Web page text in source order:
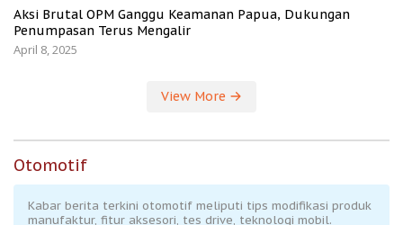
Aksi Brutal OPM Ganggu Keamanan Papua, Dukungan
Penumpasan Terus Mengalir
April 8, 2025
View More
Otomotif
Kabar berita terkini otomotif meliputi tips modifikasi produk
manufaktur, fitur aksesori, tes drive, teknologi mobil.